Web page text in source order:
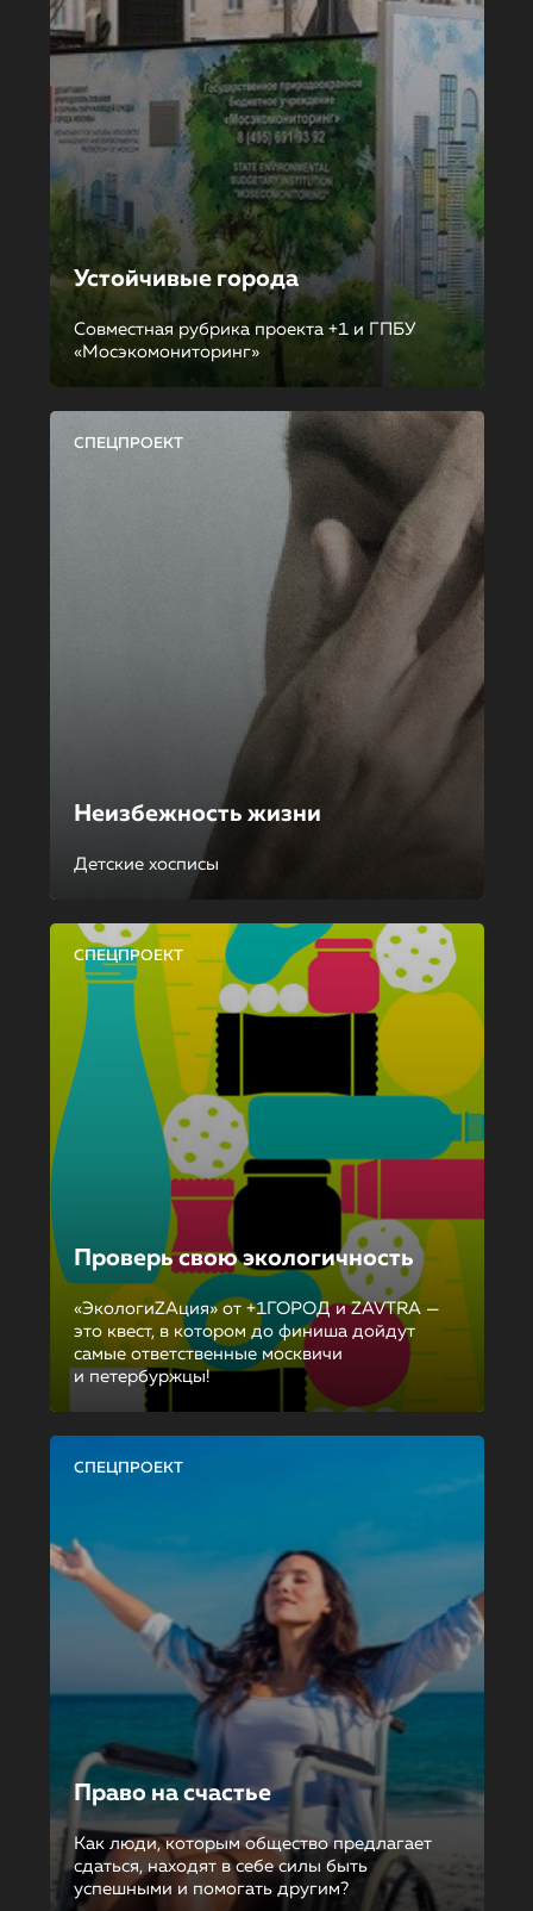
Устойчивые города
Совместная рубрика проекта +1 и ГПБУ
«Мосэкомониторинг»
СПЕЦПРОЕКТ
Неизбежность жизни
Детские хосписы
СПЕЦПРОЕКТ
Проверь свою экологичность
«ЭкологиZAция» от +1ГОРОД и ZAVTRA —
это квест, в котором до финиша дойдут
самые ответственные москвичи
и петербуржцы!
СПЕЦПРОЕКТ
Право на счастье
Как люди, которым общество предлагает
сдаться, находят в себе силы быть
успешными и помогать другим?